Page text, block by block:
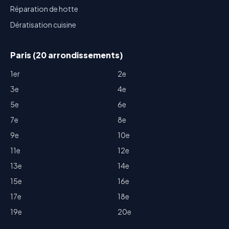
Réparation de hotte
Dératisation cuisine
Paris (20 arrondissements)
1er
2e
3e
4e
5e
6e
7e
8e
9e
10e
11e
12e
13e
14e
15e
16e
17e
18e
19e
20e